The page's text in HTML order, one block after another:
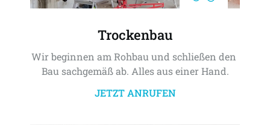
Trockenbau
Wir beginnen am Rohbau und schließen den
Bau sachgemäß ab. Alles aus einer Hand.
JETZT ANRUFEN